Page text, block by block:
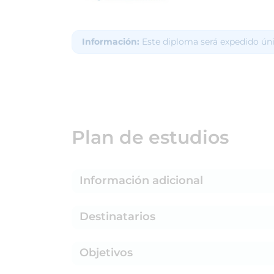
Información: Este diploma será expedido
Plan de estudios
Información adicional
Destinatarios
Objetivos